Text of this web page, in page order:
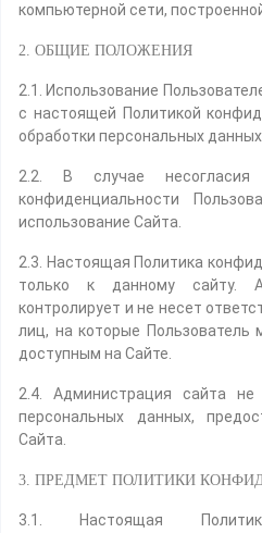
компьютерной сети,
2. ОБЩИЕ ПОЛОЖЕНИЯ
2.1. Использование
с настоящей Политикой
обработки персональных
2.2. В случае
конфиденциальности
использование Сайта.
2.3. Настоящая Политика
только к данному сайту.
контролирует и не несет
лиц, на которые
доступным на Сайте.
2.4. Администрация сайта не
персональных данных,
Сайта.
3. ПРЕДМЕТ ПОЛИТИКИ
3.1. Настоящая